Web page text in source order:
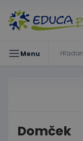
Menu
Domček